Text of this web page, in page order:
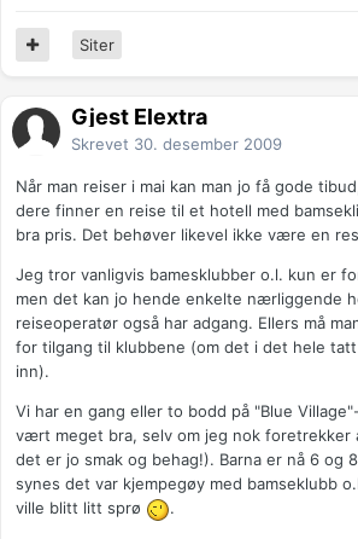
Siter
Gjest Elextra
Skrevet 30. desember 2009
Når man reiser i mai kan man jo få gode
dere finner en reise til et hotell med
bra pris. Det behøver likevel ikke være en
Jeg tror vanligvis bamesklubber o.l. kun er
men det kan jo hende enkelte nærliggende
reiseoperatør også har adgang. Ellers må
for tilgang til klubbene (om det i det hele
inn).
Vi har en gang eller to bodd på "Blue
vært meget bra, selv om jeg nok foretrekker
det er jo smak og behag!). Barna er nå 6 og
synes det var kjempegøy med bamseklubb
ville blitt litt sprø
.